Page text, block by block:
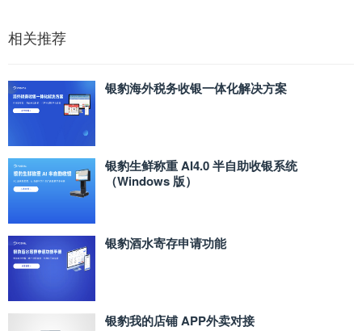
相关推荐
银豹海外税务收银一体化解决方案
银豹生鲜称重 AI4.0 半自助收银系统
（Windows 版）
银豹酒水寄存申请功能
银豹我的店铺 APP外卖对接